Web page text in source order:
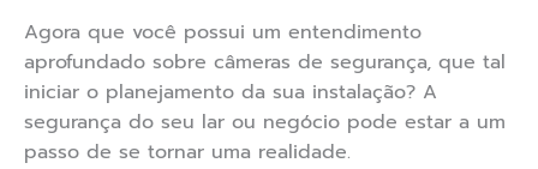
Agora que você possui um entendimento
aprofundado sobre câmeras de segurança, que tal
iniciar o planejamento da sua instalação? A
segurança do seu lar ou negócio pode estar a um
passo de se tornar uma realidade.